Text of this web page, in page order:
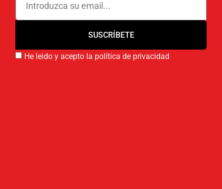
He leido y acepto la política de privacidad
SUSCRÍBETE